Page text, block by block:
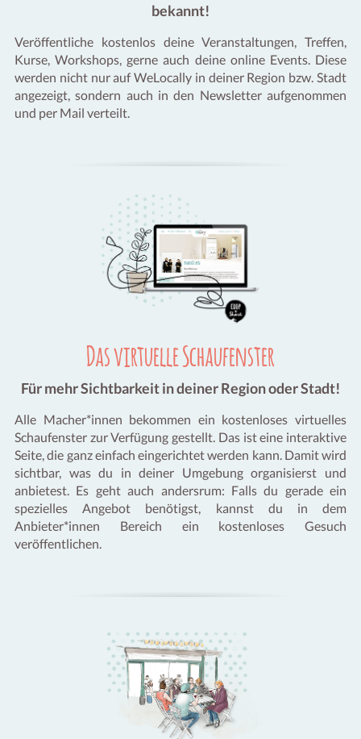
bekannt!
Veröffentliche kostenlos deine Veranstaltungen, Treffen,
Kurse, Workshops, gerne auch deine online Events. Diese
werden nicht nur auf WeLocally in deiner Region bzw. Stadt
angezeigt, sondern auch in den Newsletter aufgenommen
und per Mail verteilt.
Das virtuelle Schaufenster
Für mehr Sichtbarkeit in deiner Region oder Stadt!
Alle Macher*innen bekommen ein kostenloses virtuelles
Schaufenster zur Verfügung gestellt. Das ist eine interaktive
Seite, die ganz einfach eingerichtet werden kann. Damit wird
sichtbar, was du in deiner Umgebung organisierst und
anbietest. Es geht auch andersrum: Falls du gerade ein
spezielles Angebot benötigst, kannst du in dem
Anbieter*innen Bereich ein kostenloses Gesuch
veröffentlichen.